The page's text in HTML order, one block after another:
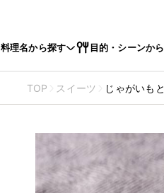
料理名から探す 目的・シーンか
TOP スイーツ じゃがいも